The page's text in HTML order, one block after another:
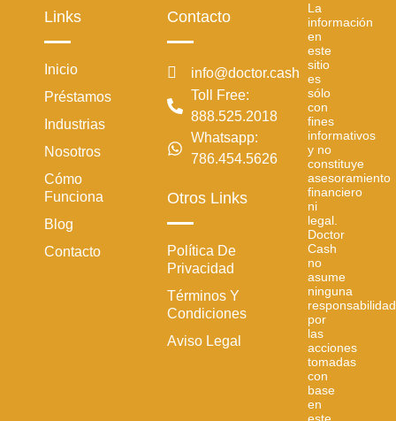
Links
Inicio
Préstamos
Industrias
Nosotros
Cómo
Funciona
Blog
Contacto
Contacto
info@doctor.cash
Toll Free:
888.525.2018
Whatsapp:
786.454.5626
Otros Links
Política De
Privacidad
Términos Y
Condiciones
Aviso Legal
La
información
en
este
sitio
es
sólo
con
fines
informativos
y no
constituye
asesoramiento
financiero
ni
legal.
Doctor
Cash
no
asume
ninguna
responsabilidad
por
las
acciones
tomadas
con
base
en